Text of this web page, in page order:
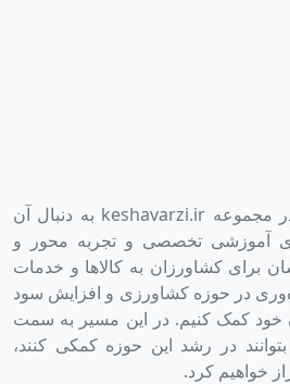
ما، جمعی از کشاورزان در مجموعه keshavarzi.ir به دنبال آن
آموزشی تخصصی و تجربه محور و
برای کشاورزان به کالاها و خدمات
در حوزه کشاورزی و افزایش سود
خود کمک کنیم. در این مسیر به سمت
در رشد این حوزه کمکی کنند،
خواهیم کرد.